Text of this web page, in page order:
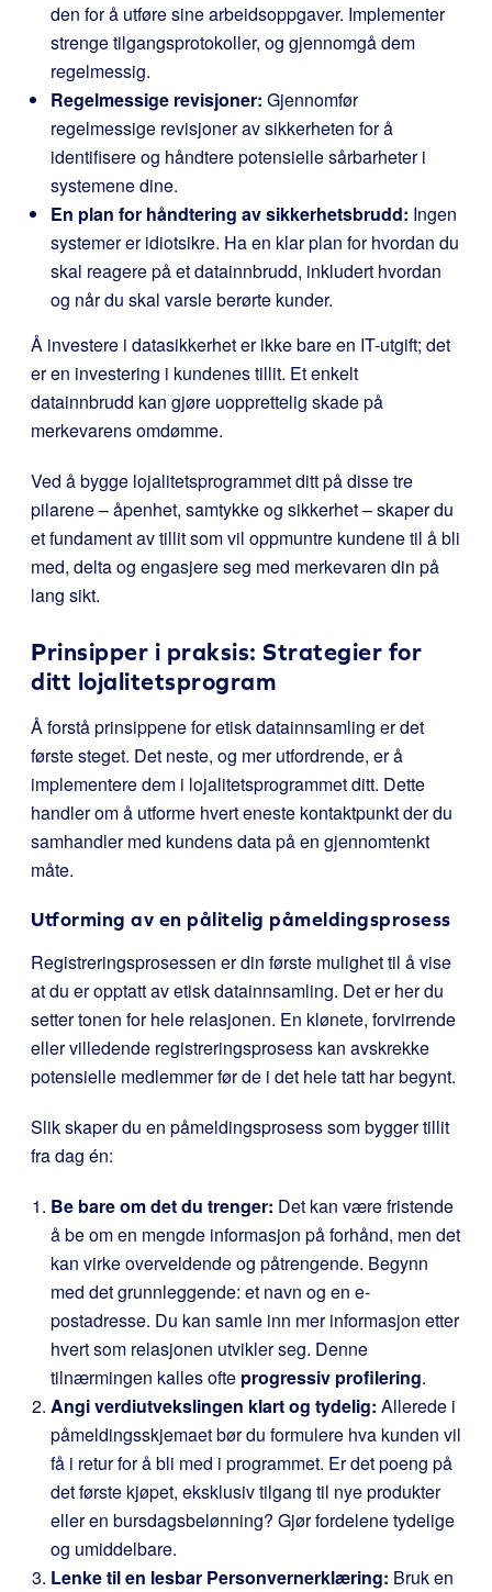
den for å utføre sine arbeidsoppgaver. Implementer
strenge tilgangsprotokoller, og gjennomgå dem
regelmessig.
Regelmessige revisjoner: Gjennomfør
regelmessige revisjoner av sikkerheten for å
identifisere og håndtere potensielle sårbarheter i
systemene dine.
En plan for håndtering av sikkerhetsbrudd: Ingen
systemer er idiotsikre. Ha en klar plan for hvordan du
skal reagere på et datainnbrudd, inkludert hvordan
og når du skal varsle berørte kunder.
Å investere i datasikkerhet er ikke bare en IT-utgift; det
er en investering i kundenes tillit. Et enkelt
datainnbrudd kan gjøre uopprettelig skade på
merkevarens omdømme.
Ved å bygge lojalitetsprogrammet ditt på disse tre
pilarene – åpenhet, samtykke og sikkerhet – skaper du
et fundament av tillit som vil oppmuntre kundene til å bli
med, delta og engasjere seg med merkevaren din på
lang sikt.
Prinsipper i praksis: Strategier for
ditt lojalitetsprogram
Å forstå prinsippene for etisk datainnsamling er det
første steget. Det neste, og mer utfordrende, er å
implementere dem i lojalitetsprogrammet ditt. Dette
handler om å utforme hvert eneste kontaktpunkt der du
samhandler med kundens data på en gjennomtenkt
måte.
Utforming av en pålitelig påmeldingsprosess
Registreringsprosessen er din første mulighet til å vise
at du er opptatt av etisk datainnsamling. Det er her du
setter tonen for hele relasjonen. En klønete, forvirrende
eller villedende registreringsprosess kan avskrekke
potensielle medlemmer før de i det hele tatt har begynt.
Slik skaper du en påmeldingsprosess som bygger tillit
fra dag én:
Be bare om det du trenger: Det kan være fristende
å be om en mengde informasjon på forhånd, men det
kan virke overveldende og påtrengende. Begynn
med det grunnleggende: et navn og en e-
postadresse. Du kan samle inn mer informasjon etter
hvert som relasjonen utvikler seg. Denne
tilnærmingen kalles ofte progressiv profilering.
Angi verdiutvekslingen klart og tydelig: Allerede i
påmeldingsskjemaet bør du formulere hva kunden vil
få i retur for å bli med i programmet. Er det poeng på
det første kjøpet, eksklusiv tilgang til nye produkter
eller en bursdagsbelønning? Gjør fordelene tydelige
og umiddelbare.
Lenke til en lesbar Personvernerklæring: Bruk en